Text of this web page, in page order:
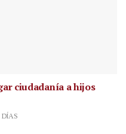
ciudadanía a hijos